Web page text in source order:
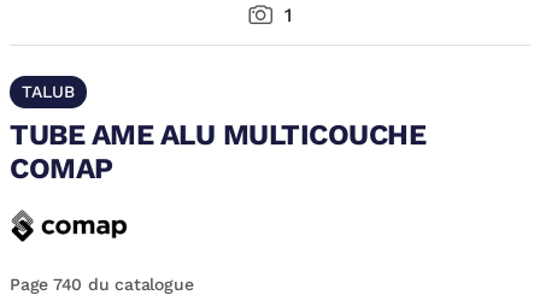
1
TALUB
TUBE AME ALU MULTICOUCHE
COMAP
Page 740 du catalogue